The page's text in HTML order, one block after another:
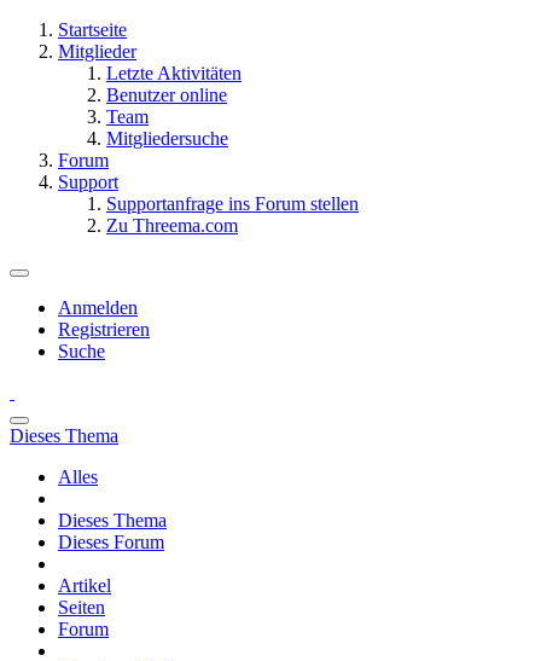
Startseite
Mitglieder
Letzte Aktivitäten
Benutzer online
Team
Mitgliedersuche
Forum
Support
Supportanfrage ins Forum stellen
Zu Threema.com
Anmelden
Registrieren
Suche
Dieses Thema
Alles
Dieses Thema
Dieses Forum
Artikel
Seiten
Forum